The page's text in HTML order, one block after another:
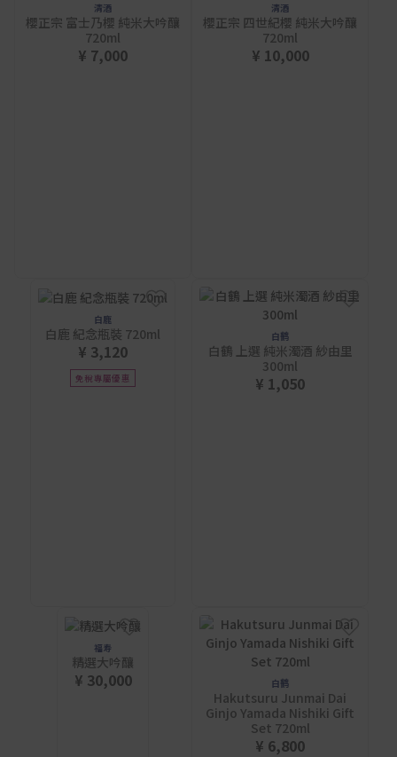
清酒
櫻正宗 富士乃櫻 純米大吟釀
720ml
¥ 7,000
清酒
櫻正宗 四世紀櫻 純米大吟釀
720ml
¥ 10,000
白鹿
白鹿 紀念瓶裝 720ml
¥ 3,120
免稅專屬優惠
白鹤
白鶴 上選 純米濁酒 紗由里
300ml
¥ 1,050
福寿
精選大吟釀
¥ 30,000 白鹤
Hakutsuru Junmai Dai
Ginjo Yamada Nishiki Gift
Set 720ml
¥ 6,800